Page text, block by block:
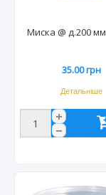
Миска @ д.200
35.00 грн
Детальніше